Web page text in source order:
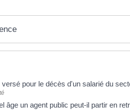
pour le décès d'un salarié du
âge un agent public peut-il partir en